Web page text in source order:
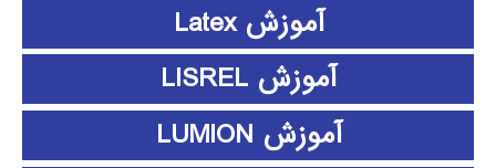
آموزش Latex
آموزش LISREL
آموزش LUMION